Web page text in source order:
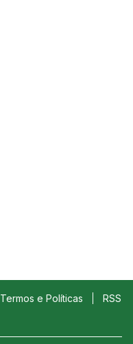
Termos e Políticas RSS